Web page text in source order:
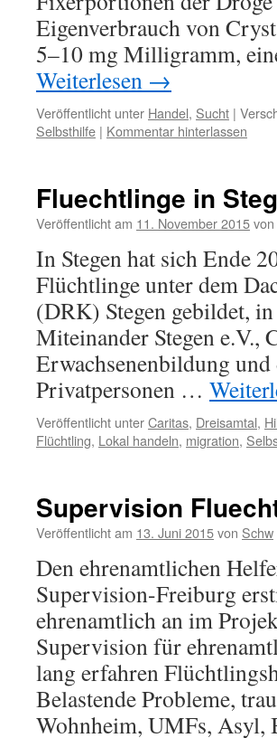
Eigenverbrauch von
5–10 mg Milligramm,
Weiterlesen →
Veröffentlicht unter Handel, Sucht |
Selbsthilfe | Kommentar hinterlassen
Fluechtlinge in
Veröffentlicht am 11. November 2015von
In Stegen hat sich Ende
Flüchtlinge unter dem
(DRK) Stegen gebildet,
Miteinander Stegen e.V.,
Erwachsenenbildung
Privatpersonen …
Veröffentlicht unterCaritas, Dreisamtal,
Flüchtling, Lokal handeln, migration,
Supervision
Veröffentlicht am 13. Juni 2015von Schw
Den ehrenamtlichen
Supervision-Freiburg
ehrenamtlich an im
Supervision für
lang erfahren
Belastende Probleme,
Wohnheim, UMFs, Asyl,